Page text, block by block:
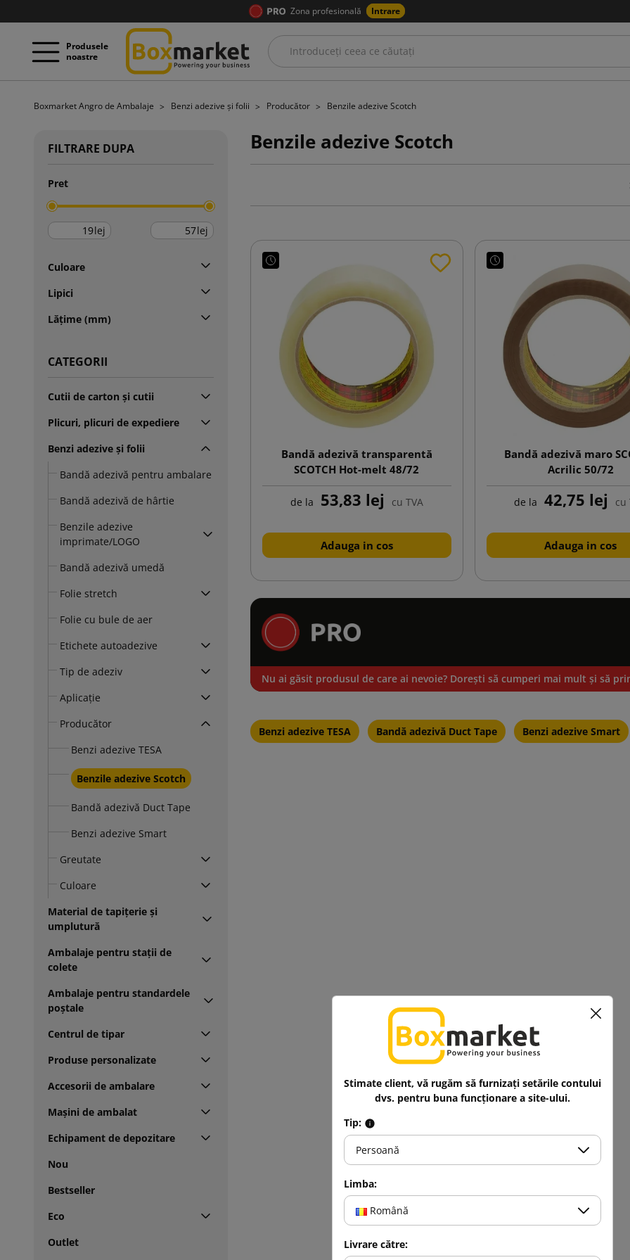
Zona profesională Intrare
Produsele
noastre
Boxmarket Angro de Ambalaje Benzi adezive și folii Producător Benzile adezive Scotch
FILTRARE DUPA
Pret
lej lej
Culoare
Lipici
Lățime (mm)
CATEGORII
Cutii de carton și cutii
Plicuri, plicuri de expediere
Benzi adezive și folii
Bandă adezivă pentru ambalare
Bandă adezivă de hârtie
Benzile adezive
imprimate/LOGO
Bandă adezivă umedă
Folie stretch
Folie cu bule de aer
Etichete autoadezive
Tip de adeziv
Aplicație
Producător
Benzi adezive TESA
Benzile adezive Scotch
Bandă adezivă Duct Tape
Benzi adezive Smart
Greutate
Culoare
Material de tapițerie și
umplutură
Ambalaje pentru stații de
colete
Ambalaje pentru standardele
poștale
Centrul de tipar
Produse personalizate
Accesorii de ambalare
Mașini de ambalat
Echipament de depozitare
Nou
Bestseller
Eco
Outlet
Benzile adezive Scotch
Bandă adezivă transparentă
SCOTCH Hot-melt 48/72
de la 53,83 lej cu TVA
Adauga in cos
Bandă adezivă maro
Acrilic 50/72
de la 42,75 lej cu
Adauga in cos
Nu ai găsit produsul de care ai nevoie? Doreşti să cumperi mai mult și să
Benzi adezive TESA Bandă adezivă Duct Tape Benzi adezive Smart
Stimate client, vă rugăm să furnizați setările contului
dvs. pentru buna funcționare a site-ului.
Tip:
Persoană
Limba:
Română
Livrare către: